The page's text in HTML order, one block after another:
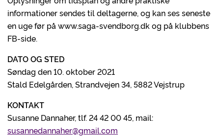
informationer sendes til deltagerne, og kan ses seneste
en uge før på www.saga-svendborg.dk og på klubbens
FB-side.
DATO OG STED
Søndag den 10. oktober 2021
Stald Edelgården, Strandvejen 34, 5882 Vejstrup
KONTAKT
Susanne Dannaher, tlf. 24 42 00 45, mail:
susannedannaher@gmail.com